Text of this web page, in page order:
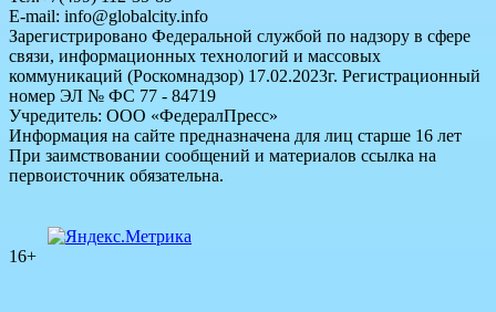
E-mail: info@globalcity.info
Зарегистрировано Федеральной службой по надзору в сфере
связи, информационных технологий и массовых
коммуникаций (Роскомнадзор) 17.02.2023г. Регистрационный
номер ЭЛ № ФС 77 - 84719
Учредитель: ООО «ФедералПресс»
Информация на сайте предназначена для лиц старше 16 лет
При заимствовании сообщений и материалов ссылка на
первоисточник обязательна.
16+